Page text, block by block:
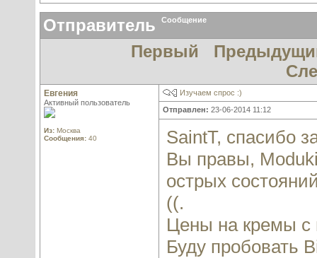
Отправитель Сообщение
Первый
Евгения
Активный пользователь
Из: Москва
Сообщения: 40
Изучаем спрос :)
Отправлен: 23-06-2014 11:12
SaintT, спасибо
Вы правы,
острых
((.
Цены на кремы с
Буду пробовать